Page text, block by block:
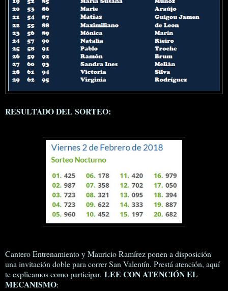
RESULTADO DEL SORTEO:
Cantero Entrenamiento y Mauricio Ramírez ponen a disposición
una invitación doble para correr San Valentín. Prestá atención, aquí
te explicamos como participar. LEE CON ATENCIÓN EL
MECANISMO: